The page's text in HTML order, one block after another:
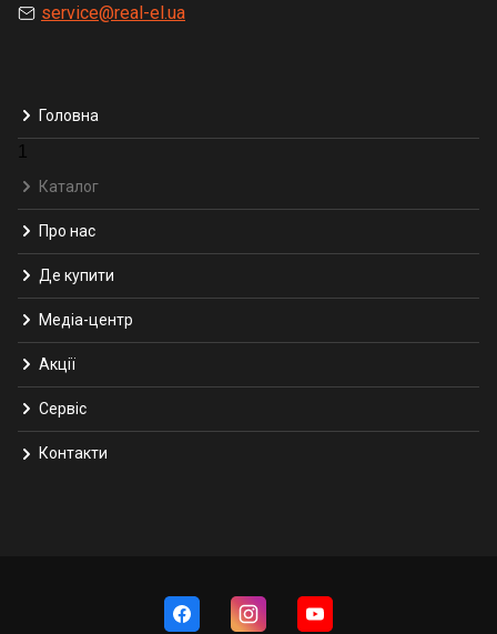
service@real-el.ua
Головна
1
Каталог
Про нас
Де купити
Медіа-центр
Акції
Сервіс
Контакти